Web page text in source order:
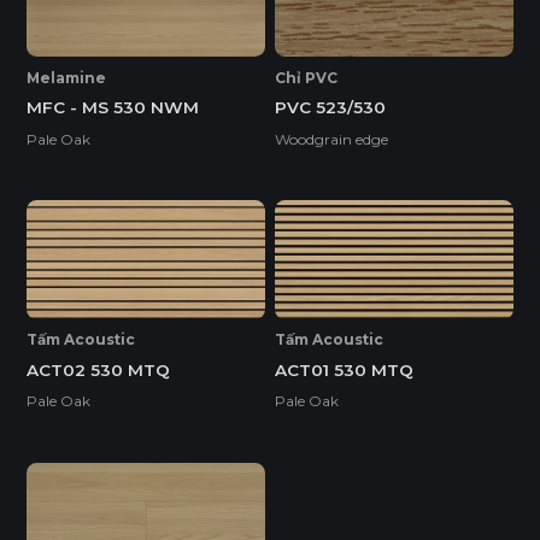
Melamine
MFC - MS 530 NWM
Pale Oak
Chỉ PVC
PVC 523/530
Woodgrain edge
Tấm Acoustic
ACT02 530 MTQ
Pale Oak
Tấm Acoustic
ACT01 530 MTQ
Pale Oak